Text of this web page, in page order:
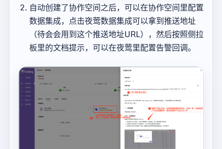
自动创建了协作空间之后，可以在协作空间里配置
数据集成，点击夜莺数据集成可以拿到推送地址
（待会会用到这个推送地址URL），然后按照侧拉
板里的文档提示，可以在夜莺里配置告警回调。